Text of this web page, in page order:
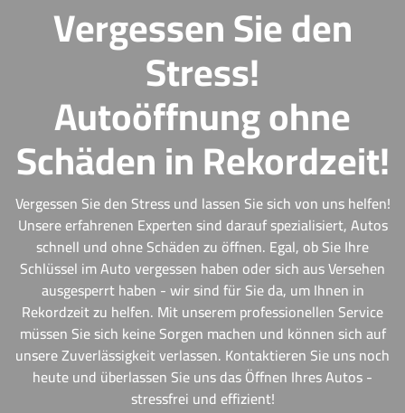
Vergessen Sie den
Stress!
Autoöffnung ohne
Schäden in Rekordzeit!
Vergessen Sie den Stress und lassen Sie sich von uns helfen!
Unsere erfahrenen Experten sind darauf spezialisiert, Autos
schnell und ohne Schäden zu öffnen. Egal, ob Sie Ihre
Schlüssel im Auto vergessen haben oder sich aus Versehen
ausgesperrt haben - wir sind für Sie da, um Ihnen in
Rekordzeit zu helfen. Mit unserem professionellen Service
müssen Sie sich keine Sorgen machen und können sich auf
unsere Zuverlässigkeit verlassen. Kontaktieren Sie uns noch
heute und überlassen Sie uns das Öffnen Ihres Autos -
stressfrei und effizient!